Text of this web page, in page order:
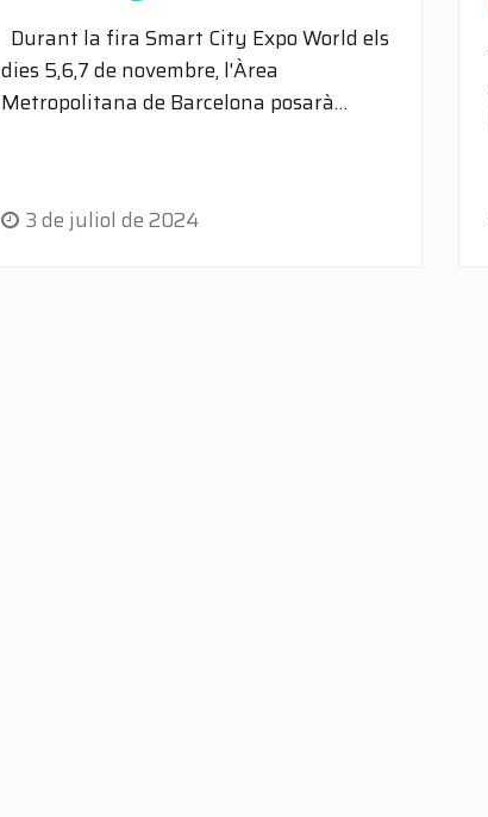
Durant la fira Smart City Expo World els
dies 5,6,7 de novembre, l'Àrea
Metropolitana de Barcelona posarà…
3 de juliol de 2024